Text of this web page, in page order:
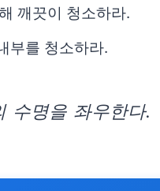
깨끗이 청소하라.
부를 청소하라.
수명을 좌우한다.